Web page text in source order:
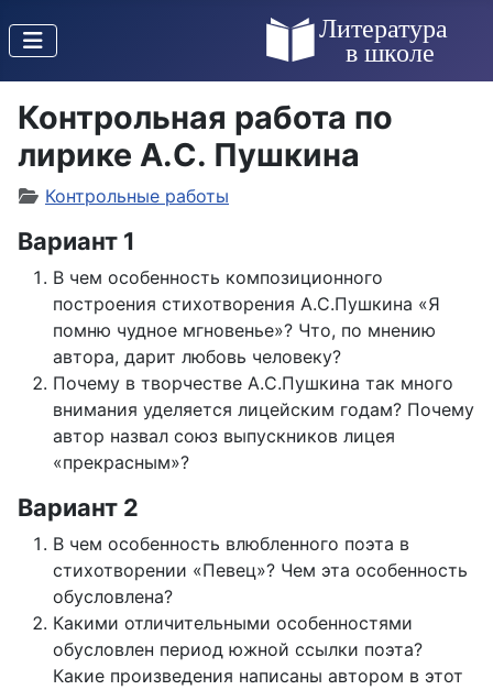
Контрольная работа по
лирике А.С. Пушкина
Контрольные работы
Вариант 1
В чем особенность композиционного
построения стихотворения А.С.Пушкина «Я
помню чудное мгновенье»? Что, по мнению
автора, дарит любовь человеку?
Почему в творчестве А.С.Пушкина так много
внимания уделяется лицейским годам? Почему
автор назвал союз выпускников лицея
«прекрасным»?
Вариант 2
В чем особенность влюбленного поэта в
стихотворении «Певец»? Чем эта особенность
обусловлена?
Какими отличительными особенностями
обусловлен период южной ссылки поэта?
Какие произведения написаны автором в этот